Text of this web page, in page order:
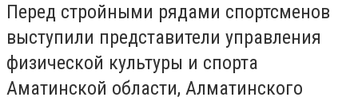
Перед стройными рядами спортсменов
выступили представители управления
физической культуры и спорта
Аматинской области, Алматинского